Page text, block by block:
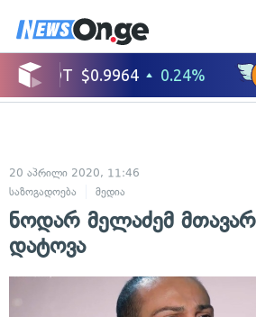
20 აპრილი 2020, 11:46
საზოგადოება
მედია
ნოდარ მელაძემ
დატოვა